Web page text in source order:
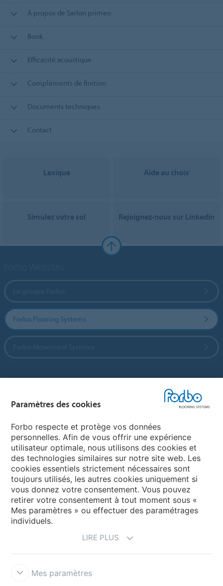
À propos de Sarlon primeo
Book
Efficacité acoustique
Compléments de finition
Documents techniques
Contact
Lexique Aide au choix
Simulez votre sol Rejoignez-nous sur Linkedin
Forbo Flooring Systems
My Forbo
LEXIQUE
PLAN DU SITE
Paramètres des cookies
Forbo respecte et protège vos données
personnelles. Afin de vous offrir une expérience
utilisateur optimale, nous utilisons des cookies et
des technologies similaires sur notre site web. Les
cookies essentiels strictement nécessaires sont
toujours utilisés, les autres cookies uniquement si
vous donnez votre consentement. Vous pouvez
retirer votre consentement à tout moment sous «
Mes paramètres » ou effectuer des paramétrages
individuels.
LIRE PLUS
Mes paramètres